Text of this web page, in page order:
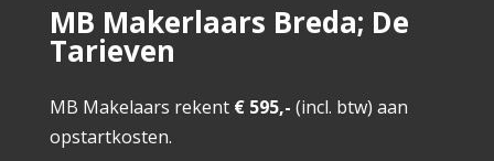
MB Makerlaars Breda; De
Tarieven
MB Makelaars rekent € 595,- (incl. btw) aan
opstartkosten.